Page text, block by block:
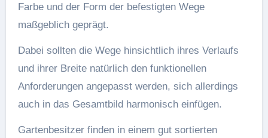
Farbe und der Form der befestigten Wege
maßgeblich geprägt.
Dabei sollten die Wege hinsichtlich ihres Verlaufs
und ihrer Breite natürlich den funktionellen
Anforderungen angepasst werden, sich allerdings
auch in das Gesamtbild harmonisch einfügen.
Gartenbesitzer finden in einem gut sortierten